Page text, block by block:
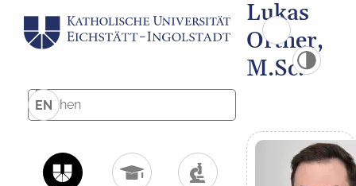
EN
Lukas
Ortner,
M.Sc.